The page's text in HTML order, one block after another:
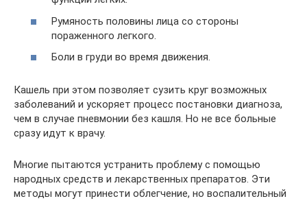
Румяность половины лица со стороны
пораженного легкого.
Боли в груди во время движения.
Кашель при этом позволяет сузить круг возможных
заболеваний и ускоряет процесс постановки диагноза,
чем в случае пневмонии без кашля. Но не все больные
сразу идут к врачу.
Многие пытаются устранить проблему с помощью
народных средств и лекарственных препаратов. Эти
методы могут принести облегчение, но воспалительный